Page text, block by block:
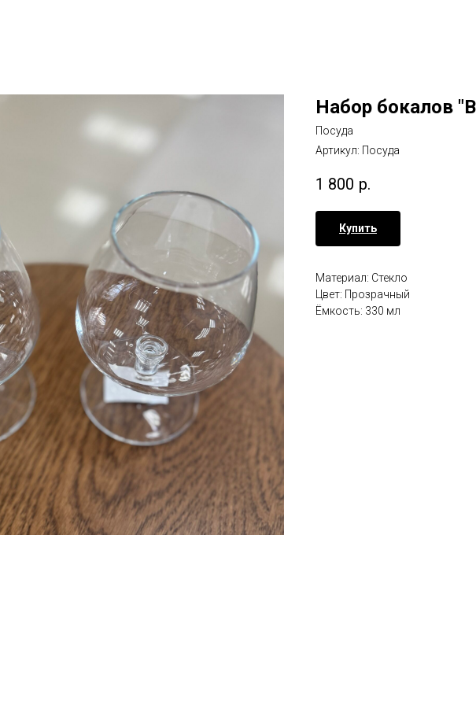
Набор бокалов
Посуда
Артикул: Посуда
1 800 р.
Купить
Материал: Стекло
Цвет: Прозрачный
Ёмкость: 330 мл